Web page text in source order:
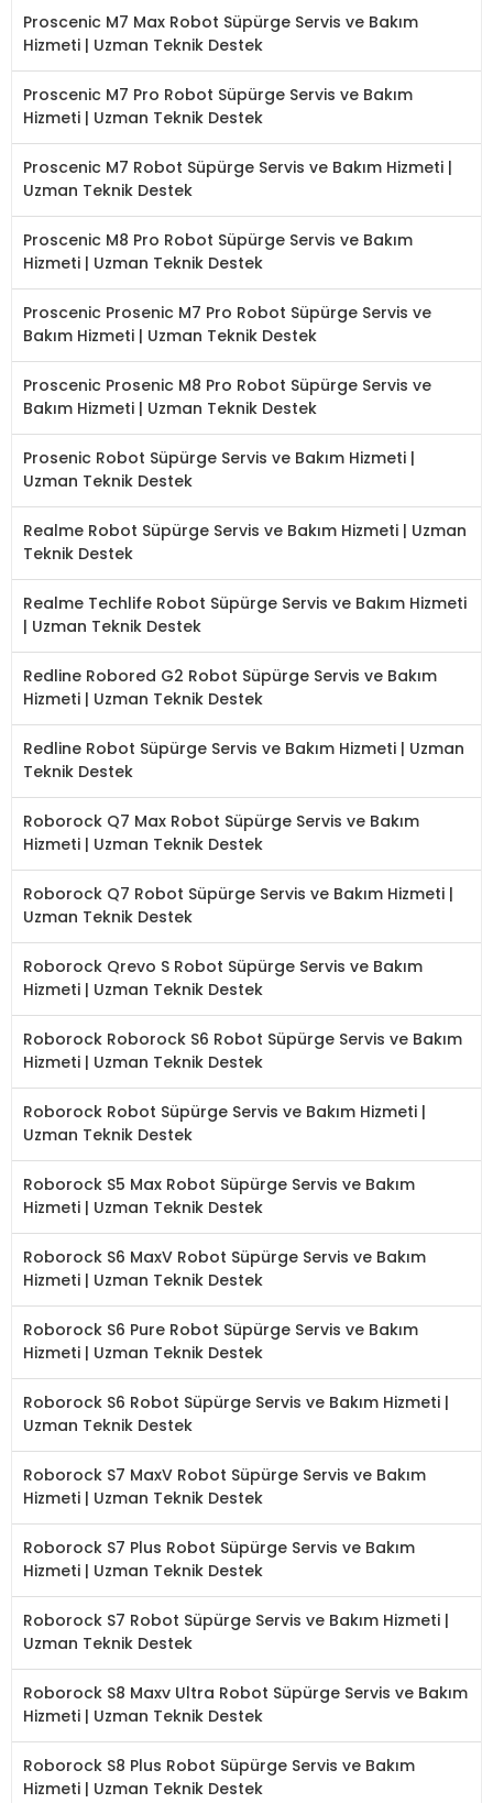
Proscenic M7 Max Robot Süpürge Servis ve Bakım
Hizmeti | Uzman Teknik Destek
Proscenic M7 Pro Robot Süpürge Servis ve Bakım
Hizmeti | Uzman Teknik Destek
Proscenic M7 Robot Süpürge Servis ve Bakım Hizmeti |
Uzman Teknik Destek
Proscenic M8 Pro Robot Süpürge Servis ve Bakım
Hizmeti | Uzman Teknik Destek
Proscenic Prosenic M7 Pro Robot Süpürge Servis ve
Bakım Hizmeti | Uzman Teknik Destek
Proscenic Prosenic M8 Pro Robot Süpürge Servis ve
Bakım Hizmeti | Uzman Teknik Destek
Prosenic Robot Süpürge Servis ve Bakım Hizmeti |
Uzman Teknik Destek
Realme Robot Süpürge Servis ve Bakım Hizmeti | Uzman
Teknik Destek
Realme Techlife Robot Süpürge Servis ve Bakım Hizmeti
| Uzman Teknik Destek
Redline Robored G2 Robot Süpürge Servis ve Bakım
Hizmeti | Uzman Teknik Destek
Redline Robot Süpürge Servis ve Bakım Hizmeti | Uzman
Teknik Destek
Roborock Q7 Max Robot Süpürge Servis ve Bakım
Hizmeti | Uzman Teknik Destek
Roborock Q7 Robot Süpürge Servis ve Bakım Hizmeti |
Uzman Teknik Destek
Roborock Qrevo S Robot Süpürge Servis ve Bakım
Hizmeti | Uzman Teknik Destek
Roborock Roborock S6 Robot Süpürge Servis ve Bakım
Hizmeti | Uzman Teknik Destek
Roborock Robot Süpürge Servis ve Bakım Hizmeti |
Uzman Teknik Destek
Roborock S5 Max Robot Süpürge Servis ve Bakım
Hizmeti | Uzman Teknik Destek
Roborock S6 MaxV Robot Süpürge Servis ve Bakım
Hizmeti | Uzman Teknik Destek
Roborock S6 Pure Robot Süpürge Servis ve Bakım
Hizmeti | Uzman Teknik Destek
Roborock S6 Robot Süpürge Servis ve Bakım Hizmeti |
Uzman Teknik Destek
Roborock S7 MaxV Robot Süpürge Servis ve Bakım
Hizmeti | Uzman Teknik Destek
Roborock S7 Plus Robot Süpürge Servis ve Bakım
Hizmeti | Uzman Teknik Destek
Roborock S7 Robot Süpürge Servis ve Bakım Hizmeti |
Uzman Teknik Destek
Roborock S8 Maxv Ultra Robot Süpürge Servis ve Bakım
Hizmeti | Uzman Teknik Destek
Roborock S8 Plus Robot Süpürge Servis ve Bakım
Hizmeti | Uzman Teknik Destek